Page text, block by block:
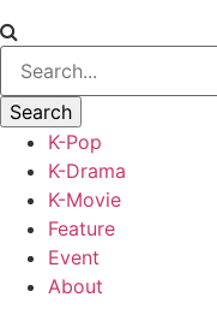
K-Pop
K-Drama
K-Movie
Feature
Event
About